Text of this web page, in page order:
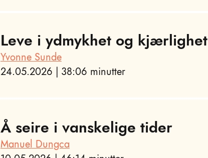
Leve i ydmykhet og kjærlighet
Yvonne Sunde
24.05.2026 | 38:06 minutter
Å seire i vanskelige tider
Manuel Dungca